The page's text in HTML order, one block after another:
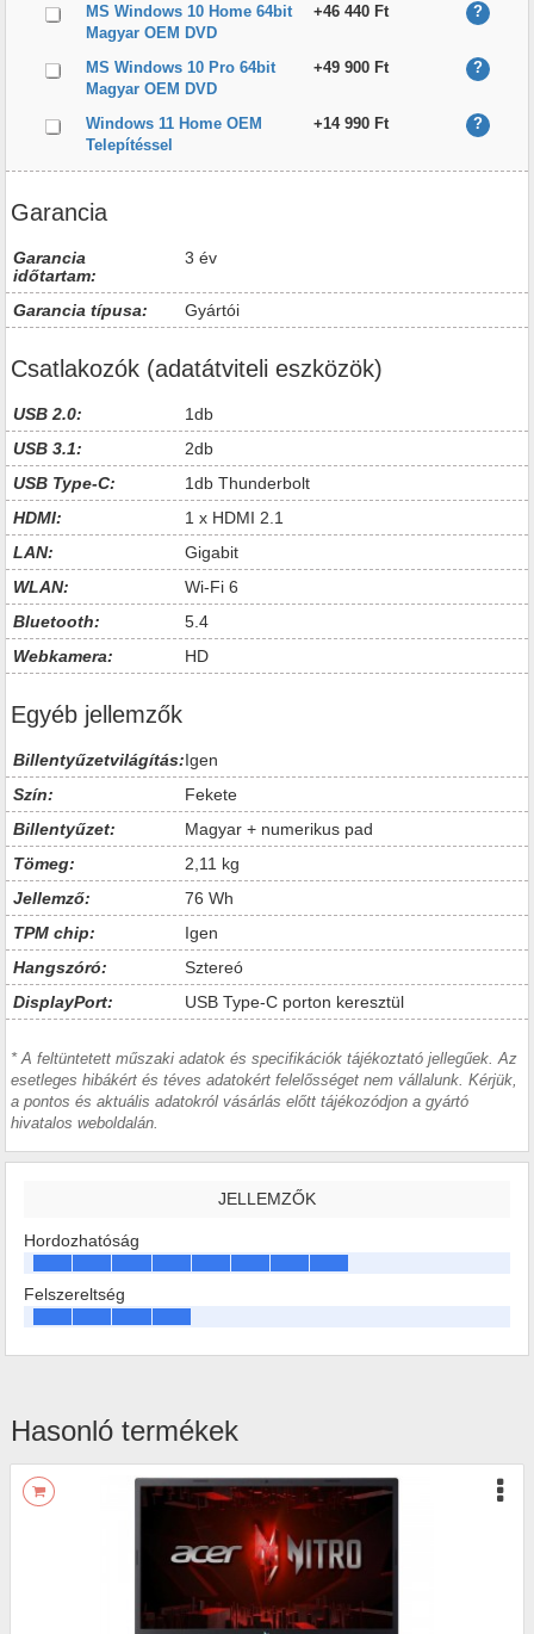
MS Windows 10 Home 64bit
Magyar OEM DVD
+46 440 Ft ?
MS Windows 10 Pro 64bit
Magyar OEM DVD
+49 900 Ft ?
Windows 11 Home OEM
Telepítéssel
+14 990 Ft ?
Garancia
Garancia
időtartam:
3 év
Garancia típusa: Gyártói
Csatlakozók (adatátviteli eszközök)
USB 2.0:
1db
USB 3.1:
2db
USB Type-C:
1db Thunderbolt
HDMI:
1 x HDMI 2.1
LAN:
Gigabit
WLAN:
Wi-Fi 6
Bluetooth:
5.4
Webkamera:
HD
Egyéb jellemzők
Billentyűzetvilágítás:Igen
Szín:
Fekete
Billentyűzet:
Magyar + numerikus pad
Tömeg:
2,11 kg
Jellemző:
76 Wh
TPM chip:
Igen
Hangszóró:
Sztereó
DisplayPort:
USB Type-C porton keresztül
* A feltüntetett műszaki adatok és specifikációk tájékoztató jellegűek. Az
esetleges hibákért és téves adatokért felelősséget nem vállalunk. Kérjük,
a pontos és aktuális adatokról vásárlás előtt tájékozódjon a gyártó
hivatalos weboldalán.
JELLEMZŐK
Hordozhatóság
Felszereltség
Hasonló termékek